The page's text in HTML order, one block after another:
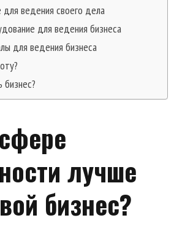
ведения своего дела
для ведения бизнеса
для ведения бизнеса
бизнес?
сфере
лучше
бизнес?